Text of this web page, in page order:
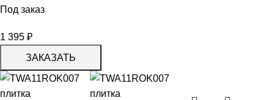
Под заказ
1 395 ₽
ЗАКАЗАТЬ